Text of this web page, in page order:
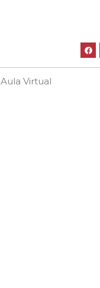
Aula Virtual